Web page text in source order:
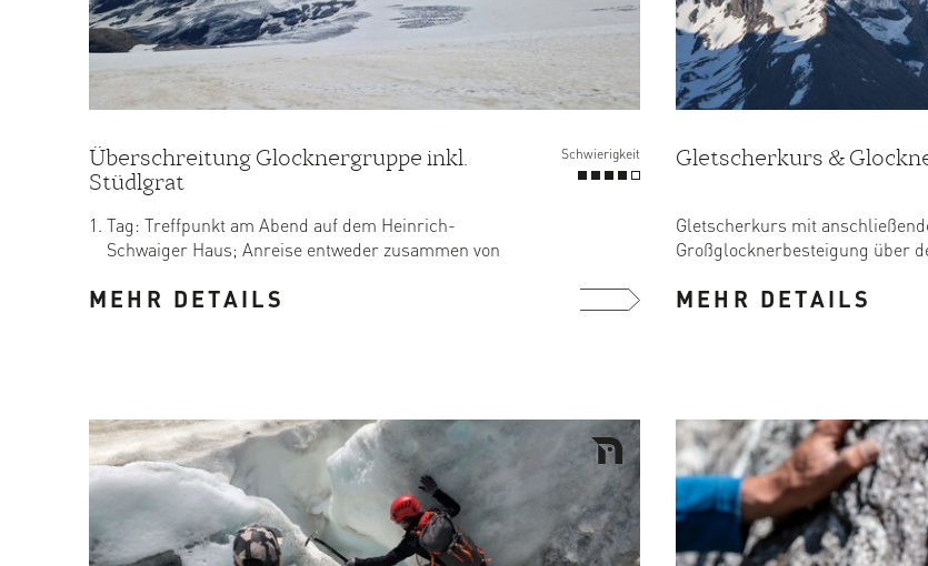
Überschreitung Glocknergruppe inkl.
Stüdlgrat
Schwierigkeit
Tag: Treffpunkt am Abend auf dem Heinrich-
Schwaiger Haus; Anreise entweder zusammen von
MEHR DETAILS mehr ...
Gletscherkurs &
Gletscherkurs mit
Großglocknerbesteigung über
MEHR DETAILS